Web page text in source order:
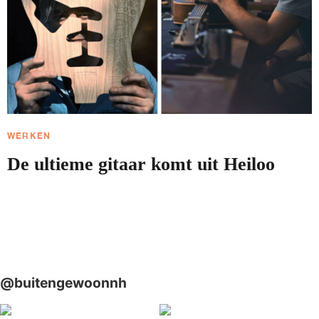
WERKEN
De ultieme gitaar komt uit Heiloo